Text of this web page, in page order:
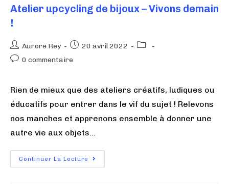
Atelier upcycling de bijoux – Vivons demain
!
Aurore Rey
20 avril 2022
0 commentaire
Rien de mieux que des ateliers créatifs, ludiques ou
éducatifs pour entrer dans le vif du sujet ! Relevons
nos manches et apprenons ensemble à donner une
autre vie aux objets…
Continuer La Lecture